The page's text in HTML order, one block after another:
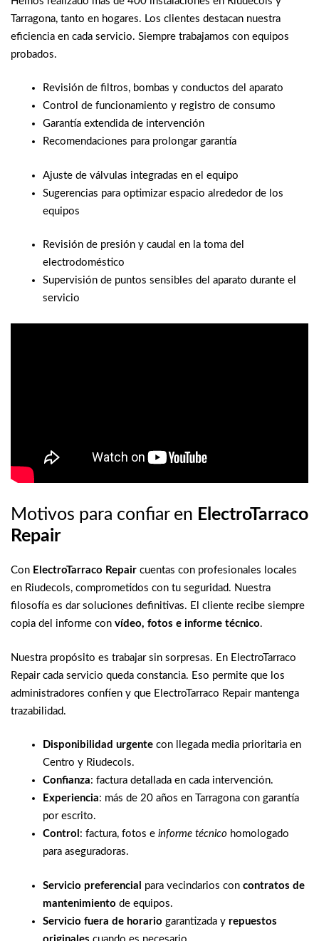
Tarragona, tanto en hogares. Los clientes destacan nuestra
eficiencia en cada servicio. Siempre trabajamos con equipos
probados.
Revisión de filtros, bombas y conductos del aparato
Control de funcionamiento y registro de consumo
Garantía extendida de intervención
Recomendaciones para prolongar garantía
Ajuste de válvulas integradas en el equipo
Sugerencias para optimizar espacio alrededor de los
equipos
Revisión de presión y caudal en la toma del
electrodoméstico
Supervisión de puntos sensibles del aparato durante el
servicio
Motivos para confiar en ElectroTarraco
Repair
Con ElectroTarraco Repair cuentas con profesionales locales
en Riudecols, comprometidos con tu seguridad. Nuestra
filosofía es dar soluciones definitivas. El cliente recibe siempre
copia del informe con vídeo, fotos e informe técnico.
Nuestra propósito es trabajar sin sorpresas. En ElectroTarraco
Repair cada servicio queda constancia. Eso permite que los
administradores confíen y que ElectroTarraco Repair mantenga
trazabilidad.
Disponibilidad urgente con llegada media prioritaria en
Centro y Riudecols.
Confianza: factura detallada en cada intervención.
Experiencia: más de 20 años en Tarragona con garantía
por escrito.
Control : factura, fotos e informe técnico homologado
para aseguradoras.
Servicio preferencial para vecindarios con contratos de
mantenimiento de equipos.
Servicio fuera de horario garantizada y repuestos